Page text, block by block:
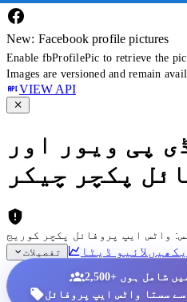
New: Facebook profile pictures
Enable fbProfilePic to retrieve the
Images are versioned and remain
VIEW API
پی ویور اور
پکچر چیکر
واٹس ایپ پروفائل پکچر کوریج
تفصیلات
لائیو ڈیٹا